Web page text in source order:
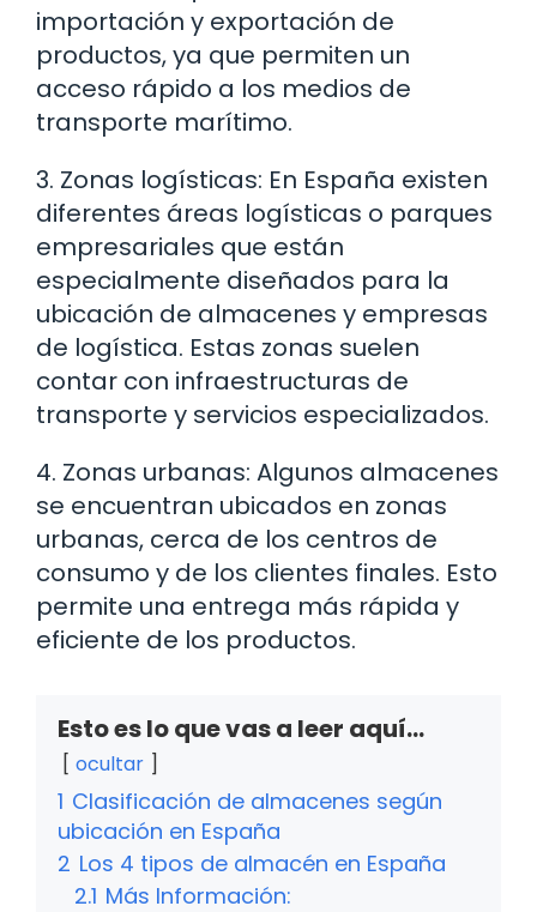
importación y exportación de
productos, ya que permiten un
acceso rápido a los medios de
transporte marítimo.
3. Zonas logísticas: En España existen
diferentes áreas logísticas o parques
empresariales que están
especialmente diseñados para la
ubicación de almacenes y empresas
de logística. Estas zonas suelen
contar con infraestructuras de
transporte y servicios especializados.
4. Zonas urbanas: Algunos almacenes
se encuentran ubicados en zonas
urbanas, cerca de los centros de
consumo y de los clientes finales. Esto
permite una entrega más rápida y
eficiente de los productos.
Esto es lo que vas a leer aquí...
ocultar
1 Clasificación de almacenes según
ubicación en España
2 Los 4 tipos de almacén en España
2.1 Más Información: